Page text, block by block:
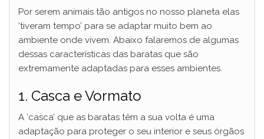
Por serem animais tão antigos no nosso planeta elas
‘tiveram tempo’ para se adaptar muito bem ao
ambiente onde vivem. Abaixo falaremos de algumas
dessas características das baratas que são
extremamente adaptadas para esses ambientes.
1. Casca e Vormato
A ‘casca’ que as baratas têm a sua volta é uma
adaptação para proteger o seu interior e seus órgãos